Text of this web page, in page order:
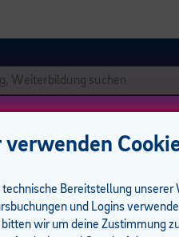
technische Bereitstellung
und Logins
bitten wir um deine Zustimmung